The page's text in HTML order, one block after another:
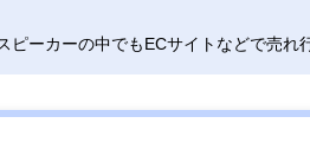
NSP300BT
すめ
ピーカーの中でもECサイトなどで売れ